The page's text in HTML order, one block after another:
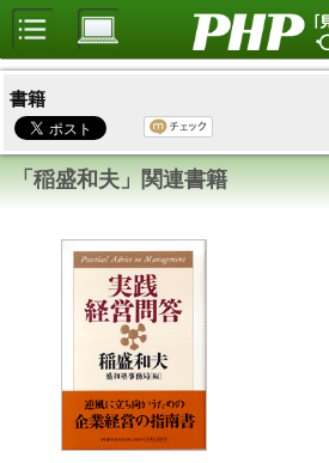
書籍
「稲盛和夫」関連書籍